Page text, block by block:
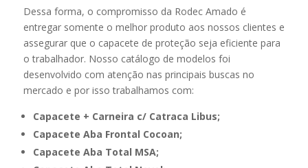
Dessa forma, o compromisso da Rodec Amado é
entregar somente o melhor produto aos nossos clientes e
assegurar que o capacete de proteção seja eficiente para
o trabalhador. Nosso catálogo de modelos foi
desenvolvido com atenção nas principais buscas no
mercado e por isso trabalhamos com:
Capacete + Carneira c/ Catraca Libus;
Capacete Aba Frontal Cocoan;
Capacete Aba Total MSA;